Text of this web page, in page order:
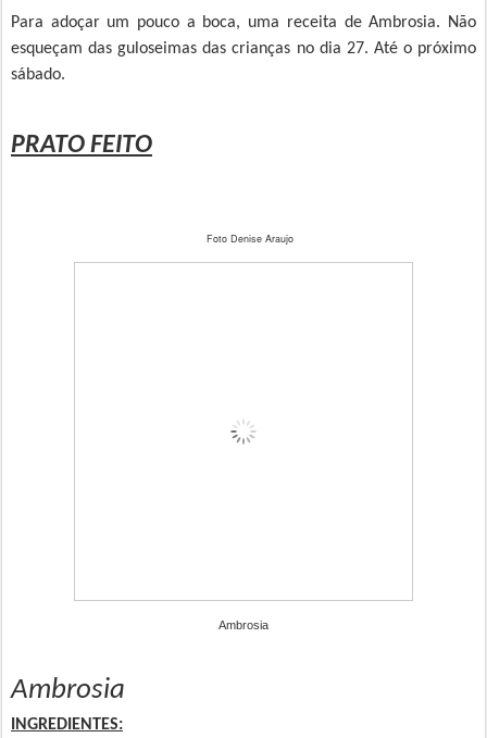
Para adoçar um pouco a boca, uma receita de Ambrosia. Não
esqueçam das guloseimas das crianças no dia 27. Até o próximo
sábado.
PRATO FEITO
Foto Denise Araujo
Ambrosia
Ambrosia
INGREDIENTES: